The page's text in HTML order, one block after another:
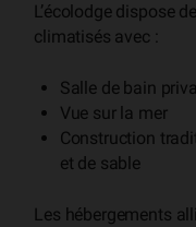
L’écolodge dispose
climatisés avec :
Salle de bain
Vue sur la mer
Construction
et de sable
Les hébergements